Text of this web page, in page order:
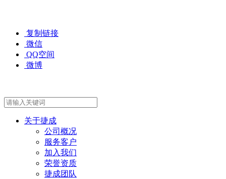
复制链接
微信
QQ空间
微博
关于捷成
公司概况
服务客户
加入我们
荣誉资质
捷成团队